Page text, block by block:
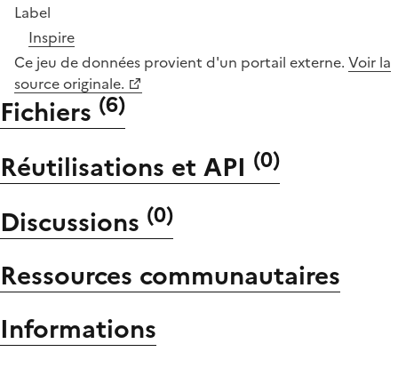
Label
Inspire
Ce jeu de données provient d'un portail externe. Voir la
source originale.
Fichiers (6)
Réutilisations et API (0)
Discussions (0)
Ressources communautaires
Informations